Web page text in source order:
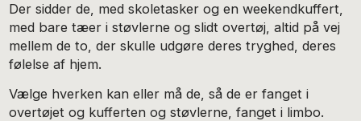
Der sidder de, med skoletasker og en weekendkuffert,
med bare tæer i støvlerne og slidt overtøj, altid på vej
mellem de to, der skulle udgøre deres tryghed, deres
følelse af hjem.
Vælge hverken kan eller må de, så de er fanget i
overtøjet og kufferten og støvlerne, fanget i limbo.